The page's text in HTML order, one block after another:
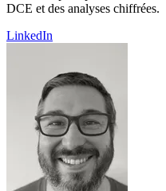
DCE et des analyses chiffrées.
LinkedIn